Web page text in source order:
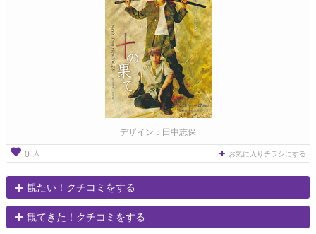
デザイン：田中志保
0 人 お気に入りチラシにする
観たい！クチコミをする
観てきた！クチコミをする